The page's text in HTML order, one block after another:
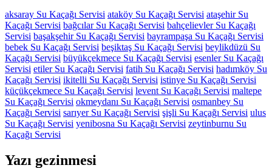
aksaray Su Kaçağı Servisi ataköy Su Kaçağı Servisi ataşehir Su
Kaçağı Servisi bağcılar Su Kaçağı Servisi bahçelievler Su Kaçağı
Servisi başakşehir Su Kaçağı Servisi bayrampaşa Su Kaçağı Servisi
bebek Su Kaçağı Servisi beşiktaş Su Kaçağı Servisi beylikdüzü Su
Kaçağı Servisi büyükçekmece Su Kaçağı Servisi esenler Su Kaçağı
Servisi etiler Su Kaçağı Servisi fatih Su Kaçağı Servisi hadımköy Su
Kaçağı Servisi ikitelli Su Kaçağı Servisi istinye Su Kaçağı Servisi
küçükçekmece Su Kaçağı Servisi levent Su Kaçağı Servisi maltepe
Su Kaçağı Servisi okmeydanı Su Kaçağı Servisi osmanbey Su
Kaçağı Servisi sarıyer Su Kaçağı Servisi şişli Su Kaçağı Servisi ulus
Su Kaçağı Servisi yenibosna Su Kaçağı Servisi zeytinburnu Su
Kaçağı Servisi
Yazı gezinmesi